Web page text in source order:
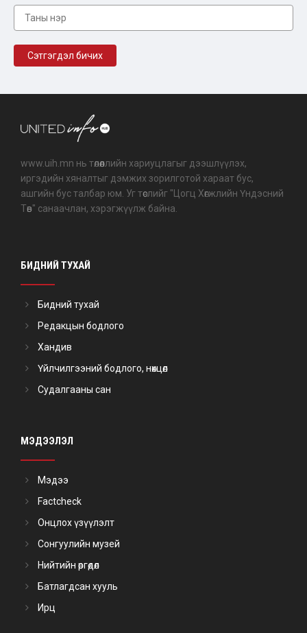
www.uih.mn нь төлөөллийн хариуцлагыг дээшлүүлэх,
иргэдийн хяналтыг дэмжих зорилготой хараат бус,
ашгийн бус талбар юм. Уг төслийг "Цогц Хөгжлийн Үндэсний
Төв" санаачлан, хэрэгжүүлж байна.
БИДНИЙ ТУХАЙ
Бидний тухай
Редакцын бодлого
Хандив
Үйлчилгээний бодлого, нөхцөл
Судалгааны сан
МЭДЭЭЛЭЛ
Мэдээ
Factcheck
Онцлох үзүүлэлт
Сонгуулийн музей
Нийтийн өргөдөл
Батлагдсан хууль
Ирц